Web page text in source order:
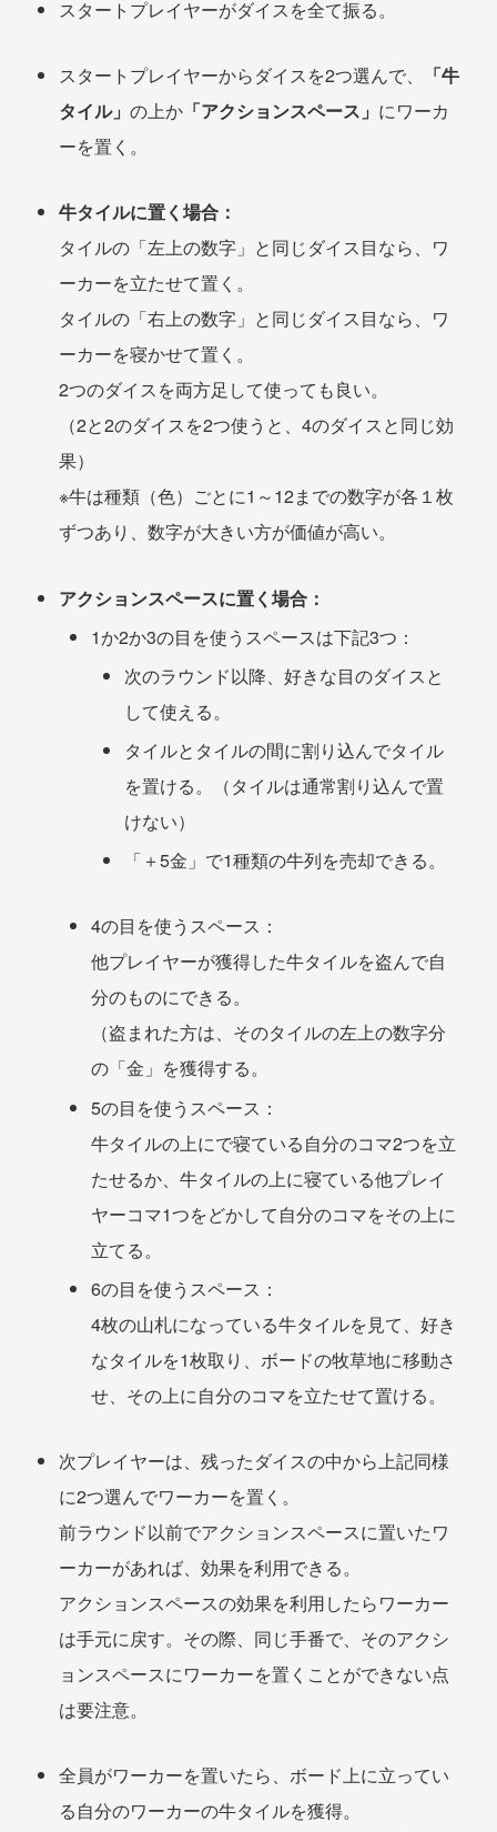
スタートプレイヤーがダイスを全て振る。
スタートプレイヤーからダイスを2つ選んで、
「牛
タイル」の上か 「アクションスペース」 にワーカ
ーを置く。
牛タイルに置く場合：
タイルの「左上の数字」と同じダイス目なら、ワ
ーカーを立たせて置く。
タイルの「右上の数字」と同じダイス目なら、ワ
ーカーを寝かせて置く。
2つのダイスを両方足して使っても良い。
（2と2のダイスを2つ使うと、4のダイスと同じ効
果）
※牛は種類（色）ごとに1～12までの数字が各１枚
ずつあり、数字が大きい方が価値が高い。
アクションスペースに置く場合：
1か2か3の目を使うスペースは下記3つ：
次のラウンド以降、好きな目のダイスと
して使える。
タイルとタイルの間に割り込んでタイル
を置ける。（タイルは通常割り込んで置
けない）
「＋5金」で1種類の牛列を売却できる。
4の目を使うスペース：
他プレイヤーが獲得した牛タイルを盗んで自
分のものにできる。
（盗まれた方は、そのタイルの左上の数字分
の「金」を獲得する。
5の目を使うスペース：
牛タイルの上にで寝ている自分のコマ2つを立
たせるか、牛タイルの上に寝ている他プレイ
ヤーコマ1つをどかして自分のコマをその上に
立てる。
6の目を使うスペース：
4枚の山札になっている牛タイルを見て、好き
なタイルを1枚取り、ボードの牧草地に移動さ
せ、その上に自分のコマを立たせて置ける。
次プレイヤーは、残ったダイスの中から上記同様
に2つ選んでワーカーを置く。
前ラウンド以前でアクションスペースに置いたワ
ーカーがあれば、効果を利用できる。
アクションスペースの効果を利用したらワーカー
は手元に戻す。その際、同じ手番で、そのアクシ
ョンスペースにワーカーを置くことができない点
は要注意。
全員がワーカーを置いたら、ボード上に立ってい
る自分のワーカーの牛タイルを獲得。